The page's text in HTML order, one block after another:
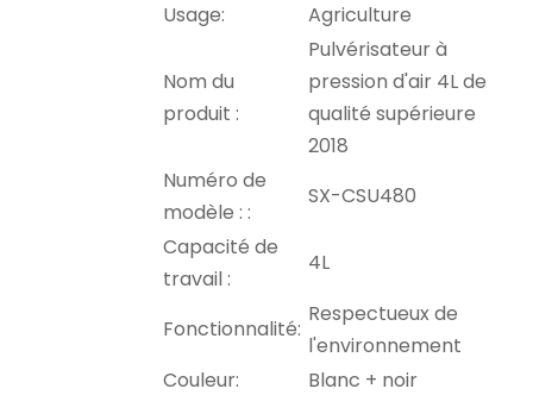
Usage:
Agriculture
Nom du
produit :
Pulvérisateur à
pression d'air 4L de
qualité supérieure
2018
Numéro de
modèle : :
SX-CSU480
Capacité de
travail :
4L
Fonctionnalité:
Respectueux de
l'environnement
Couleur:
Blanc + noir